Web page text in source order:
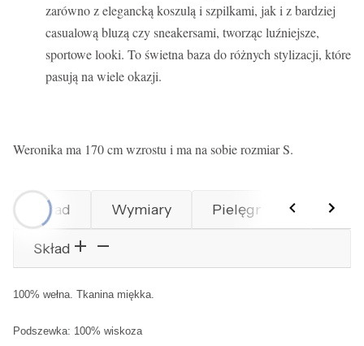
zarówno z elegancką koszulą i szpilkami, jak i z bardziej
casualową bluzą czy sneakersami, tworząc luźniejsze,
sportowe looki. To świetna baza do różnych stylizacji, które
pasują na wiele okazji.
Weronika ma 170 cm wzrostu i ma na sobie rozmiar S.
Skład Wymiary Pielęgnacja
Skład
100% wełna. Tkanina miękka.
Podszewka: 100% wiskoza